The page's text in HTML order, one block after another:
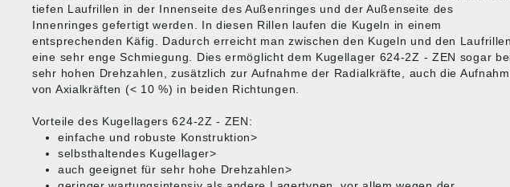
tiefen Laufrillen in der Innenseite des Außenringes und der Außenseite des
Innenringes gefertigt werden. In diesen Rillen laufen die Kugeln in einem
entsprechenden Käfig. Dadurch erreicht man zwischen den Kugeln und den Laufrillen
eine sehr enge Schmiegung. Dies ermöglicht dem Kugellager 624-2Z - ZEN sogar
sehr hohen Drehzahlen, zusätzlich zur Aufnahme der Radialkräfte, auch die
von Axialkräften (< 10 %) in beiden Richtungen.
Vorteile des Kugellagers 624-2Z - ZEN:
einfache und robuste Konstruktion>
selbsthaltendes Kugellager>
auch geeignet für sehr hohe Drehzahlen>